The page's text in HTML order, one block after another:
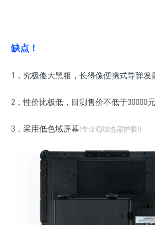
缺点！
1，究极傻大黑粗，长得像便携式导弹发
2，性价比极低，目测售价不低于30000元
3，采用低色域屏幕(专业领域也需护眼!)